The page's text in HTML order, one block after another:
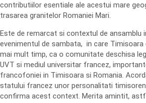
contributiilor esentiale ale acestui mare
trasarea granitelor Romaniei Mari.
Este de remarcat si contextul de ansamblu
evenimentul de sambata, in care
mai mult timp, ca o comunitate deschisa
UVT si mediul universitar francez,
francofoniei in Timisoara si Romania.
statului francez unor personalitati
confirma acest context. Merita amintit,